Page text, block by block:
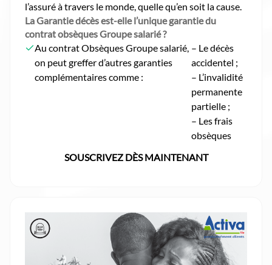
l’assuré à travers le monde, quelle qu’en soit la cause.
La Garantie décès est-elle l’unique garantie du
contrat obsèques Groupe salarié ?
Au contrat Obsèques Groupe salarié,
on peut greffer d’autres garanties
complémentaires comme :
– Le décès
accidentel ;
– L’invalidité
permanente
partielle ;
– Les frais
obsèques
SOUSCRIVEZ DÈS MAINTENANT